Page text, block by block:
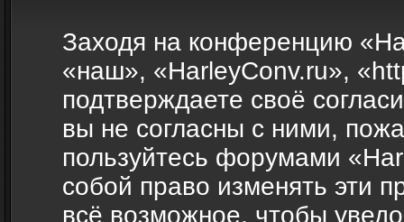
Заходя на конференцию
«наш», «HarleyConv.ru»,
подтверждаете своё
вы не согласны с ними,
пользуйтесь форумами
собой право изменять эти
всё возможное, чтобы